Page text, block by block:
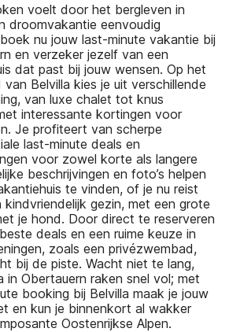
voelt door het bergleven in
droomvakantie eenvoudig
nu jouw last-minute vakantie bij
en verzeker jezelf van een
dat past bij jouw wensen. Op het
Belvilla kies je uit verschillende
van luxe chalet tot knus
interessante kortingen voor
Je profiteert van scherpe
last-minute deals en
voor zowel korte als langere
beschrijvingen en foto’s helpen
te vinden, of je nu reist
kindvriendelijk gezin, met een grote
je hond. Door direct te reserveren
deals en een ruime keuze in
zoals een privézwembad,
bij de piste. Wacht niet te lang,
in Obertauern raken snel vol; met
booking bij Belvilla maak je jouw
en kun je binnenkort al wakker
Oostenrijkse Alpen.